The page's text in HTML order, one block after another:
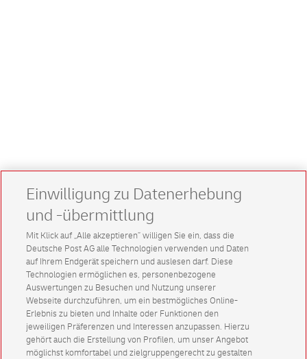
Einwilligung zu Datenerhebung
und -übermittlung
Mit Klick auf „Alle akzeptieren” willigen Sie ein, dass die
Deutsche Post AG alle Technologien verwenden und Daten
auf Ihrem Endgerät speichern und auslesen darf. Diese
Technologien ermöglichen es, personenbezogene
Auswertungen zu Besuchen und Nutzung unserer
Webseite durchzuführen, um ein bestmögliches Online-
Erlebnis zu bieten und Inhalte oder Funktionen den
jeweiligen Präferenzen und Interessen anzupassen. Hierzu
gehört auch die Erstellung von Profilen, um unser Angebot
möglichst komfortabel und zielgruppengerecht zu gestalten